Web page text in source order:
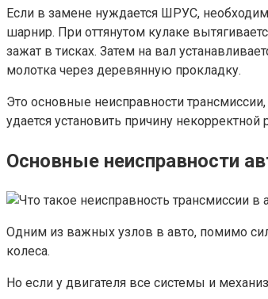
Если в замене нуждается ШРУС,
шарнир. При оттянутом кулаке
зажат в тисках. Затем на вал
молотка через деревянную прокладку.
Это основные неисправности
удается установить причину
Основные неисправности
Одним из важных узлов в авто, помимо
колеса.
Но если у двигателя все системы и